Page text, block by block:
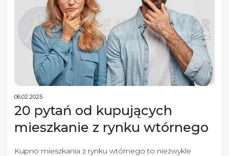
06.02.2025
20 pytań od kupujących
mieszkanie z rynku wtórnego
Kupno mieszkania z rynku wtórnego to niezwykle